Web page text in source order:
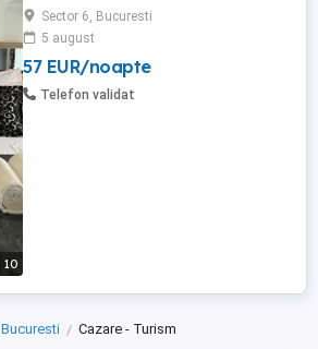
10
PATURI DUBLE CU LENJERIE SI PERNE TV
LED AER CONDITIONAT WIFI +INTERNET
GRATUIT FRIGIDER FIERBATOR APA +CEAI
OPTIONAL MIC DEJUN -PRANZ-CINA
TERASA EXTERIOARA SE SEVESC CAFELE
Sector 6, Bucuresti
5 august
57 EUR/noapte
Telefon validat
Bucuresti Cazare - Turism